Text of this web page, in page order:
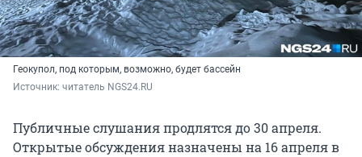
Геокупол, под которым, возможно, будет бассейн
Источник: читатель NGS24.RU
Публичные слушания продлятся до 30 апреля.
Открытые обсуждения назначены на 16 апреля в